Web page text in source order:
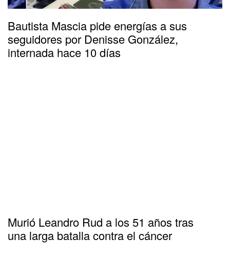
Bautista Mascia pide energías a sus
seguidores por Denisse González,
internada hace 10 días
Murió Leandro Rud a los 51 años tras
una larga batalla contra el cáncer